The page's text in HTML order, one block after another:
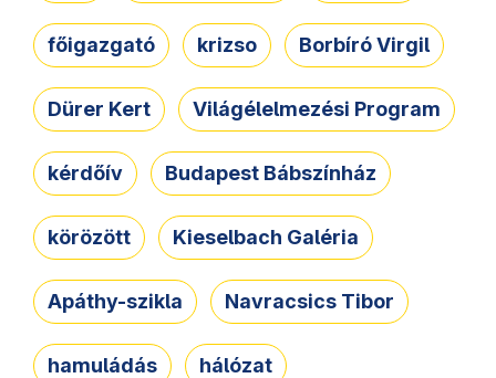
főigazgató krizso Borbíró Virgil
Dürer Kert Világélelmezési Program
kérdőív Budapest Bábszínház
körözött Kieselbach Galéria
Apáthy-szikla Navracsics Tibor
hamuládás hálózat